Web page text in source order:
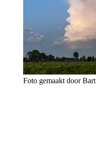
Foto gemaakt door Bart